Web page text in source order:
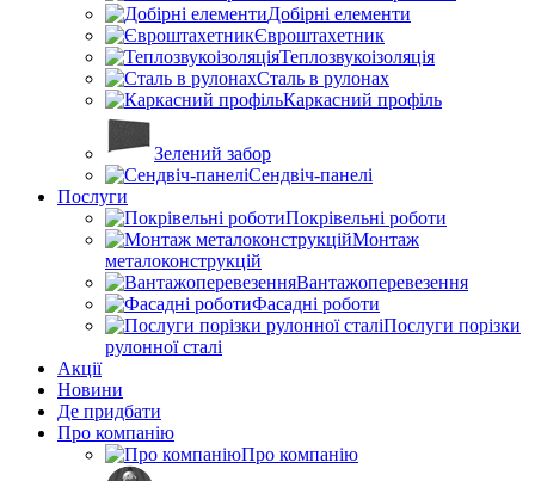
Добірні елементи
Євроштахетник
Теплозвукоізоляція
Сталь в рулонах
Каркасний профіль
Зелений забор
Сендвіч-панелі
Послуги
Покрівельні роботи
Монтаж
металоконструкцій
Вантажоперевезення
Фасадні роботи
Послуги порізки
рулонної сталі
Акції
Новини
Де придбати
Про компанію
Про компанію